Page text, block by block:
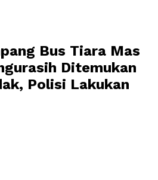
Bus Tiara Mas
Ditemukan
Polisi Lakukan